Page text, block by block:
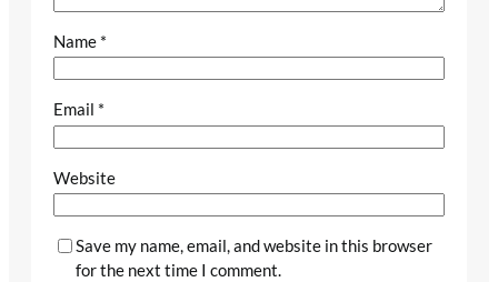
Name *
Email *
Website
Save my name, email, and website in this browser
for the next time I comment.